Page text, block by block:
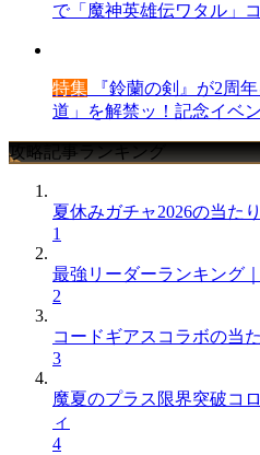
で「魔神英雄伝ワタル」
特集 『鈴蘭の剣』が2周
道」を解禁ッ！記念イベ
攻略記事ランキング
夏休みガチャ2026の当た
1
最強リーダーランキング
2
コードギアスコラボの当
3
魔夏のプラス限界突破コ
ィ
4